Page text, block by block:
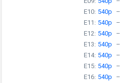
E10: 540p –
E11: 540p –
E12: 540p –
E13: 540p –
E14: 540p –
E15: 540p –
E16: 540p –